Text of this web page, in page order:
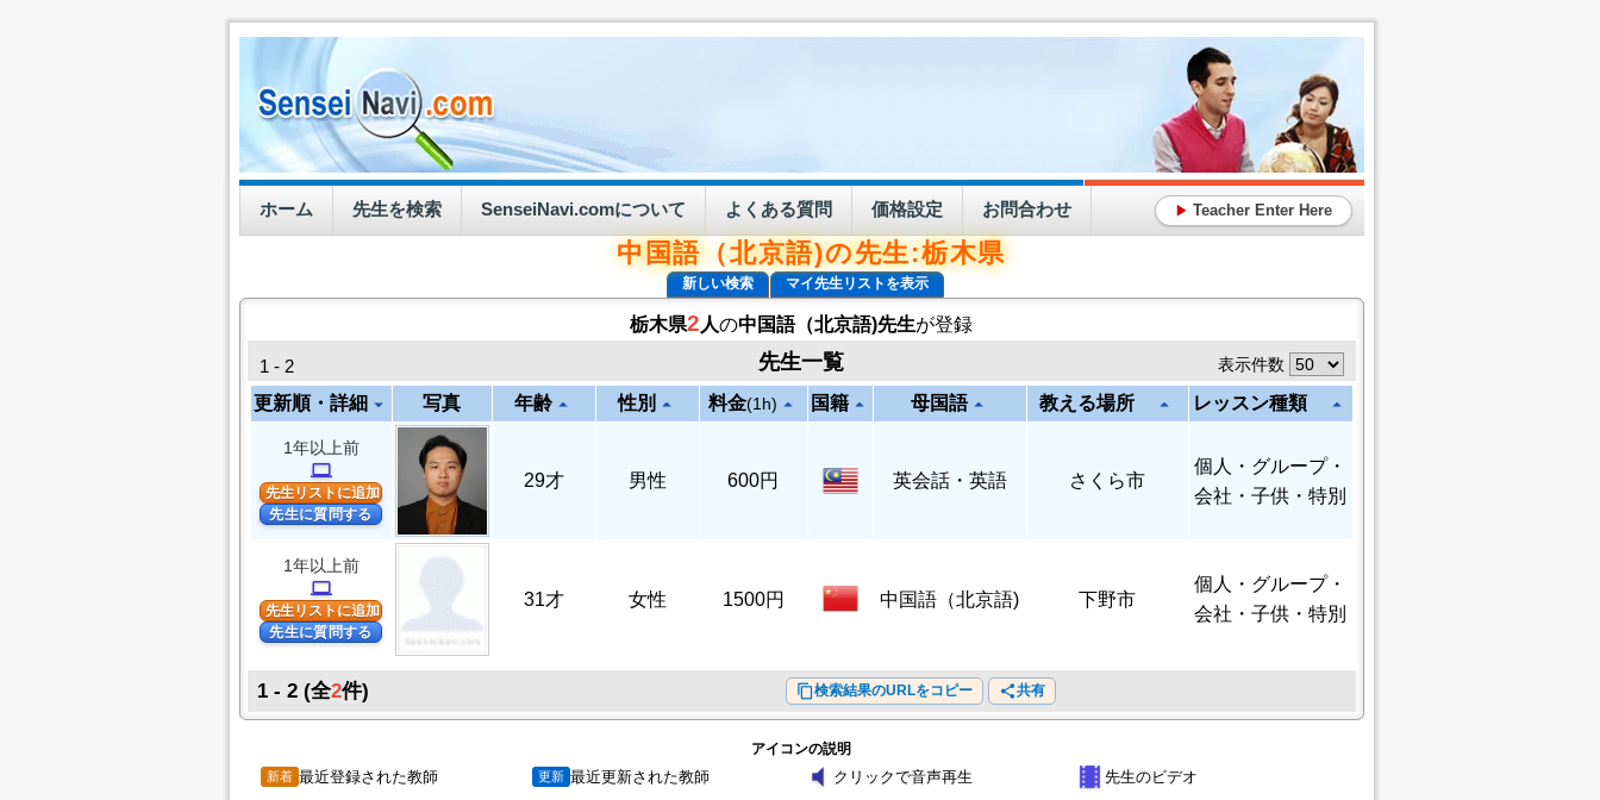
ホーム 先生を検索 SenseiNavi.comについて よくある質問 価格設定 お問合わせ ▶ Teacher Enter Here
中国語（北京語)の先生:栃木県
新しい検索 マイ先生リストを表示
栃木県2 人の中国語（北京語)先生が登録
先生一覧
1 - 2 表示件数
更新順・詳細 arrow_drop_down 写真 年齢arrow_drop_up 性別 arrow_drop_up 料金(1h) arrow_drop_up 国籍arrow_drop_up 母国語arrow_drop_up 教える場所 arrow_drop_up レッスン種類 arrow_drop_up
1年以上前
computer
先生リストに追加
先生に質問する
29才 男性 600円 英会話・英語 さくら市
個人
・グループ・
会社・子供・特別
1年以上前
computer
先生リストに追加
先生に質問する
31才 女性 1500円 中国語（北京語) 下野市
個人
・グループ・
会社・子供・特別
1 - 2(全2件) content_copy検索結果のURLをコピー share共有
アイコンの説明
新着 最近登録された教師 更新 最近更新された教師 volume_mute クリックで音声再生 theaters 先生のビデオ